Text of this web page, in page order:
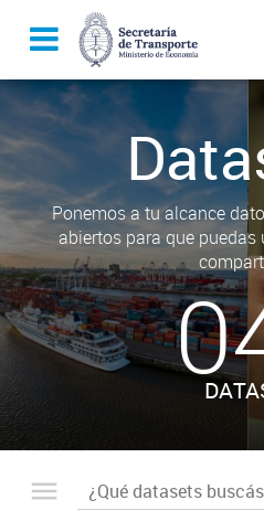
Ponemos a tu alcance
abiertos para que